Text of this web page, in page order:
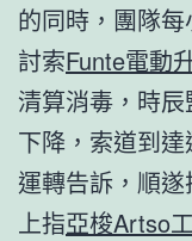
的同時，團隊
討索Funte電動
清算消毒，時
下降，索道到
運轉告訴，順
上指亞梭Artso